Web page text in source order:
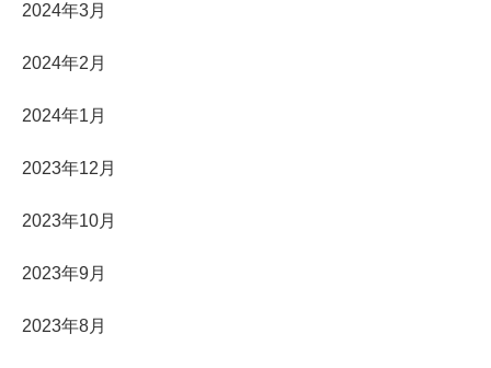
2024年3月
2024年2月
2024年1月
2023年12月
2023年10月
2023年9月
2023年8月